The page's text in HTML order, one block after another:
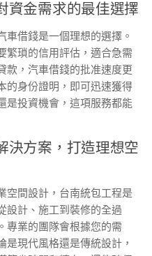
資金需求的最佳選擇
車借錢是一個理想的選擇。
繁瑣的信用評估，適合急需
款，汽車借錢的批准速度更
的身份證明，即可迅速獲得
是投資機會，這項服務都能
決方案，打造理想空
空間設計，台南統包工程是
設計、施工到裝修的全過
專業的團隊會根據您的需
是現代風格還是傳統設計，